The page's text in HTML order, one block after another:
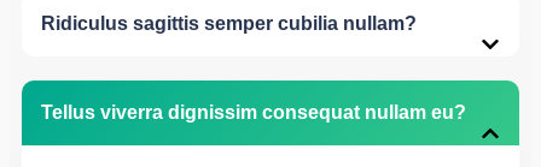
Ridiculus sagittis semper cubilia nullam?
Tellus viverra dignissim consequat nullam eu?